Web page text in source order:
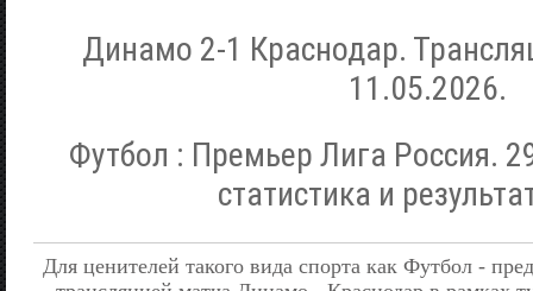
Динамо 2-1 Краснодар.
11.05.2026.
Футбол : Премьер Лига Россия.
статистика и
Для ценителей такого вида спорта как Футбол -